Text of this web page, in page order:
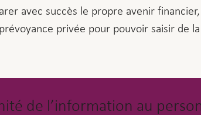
avec succès le propre avenir
privée pour pouvoir saisir de
de l’information au